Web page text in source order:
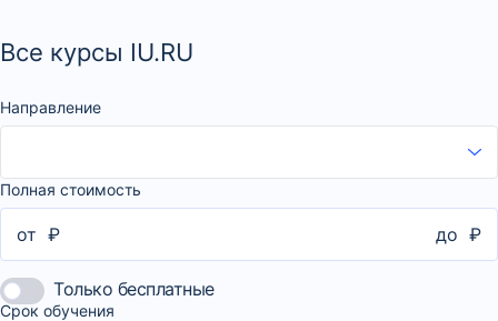
Все курсы IU.RU
Направление
Полная стоимость
от ₽ до ₽
Только бесплатные
Срок обучения